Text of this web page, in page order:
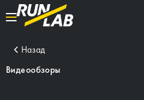
Назад
Видеообзоры